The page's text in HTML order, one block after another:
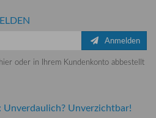
Anmelden
oder in Ihrem Kundenkonto abbestellt
Unverzichtbar!